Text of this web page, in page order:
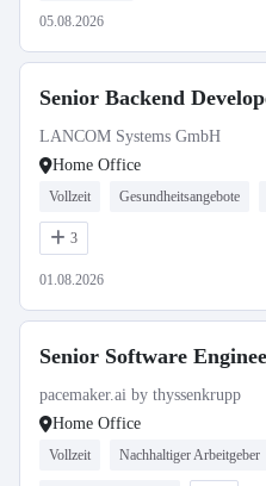
05.08.2026
Senior Backend
LANCOM Systems GmbH
Home Office
Vollzeit Gesundheitsangebote
3
01.08.2026
Senior Software
pacemaker.ai by thyssenkrupp
Home Office
Vollzeit Nachhaltiger Arbeitgeber